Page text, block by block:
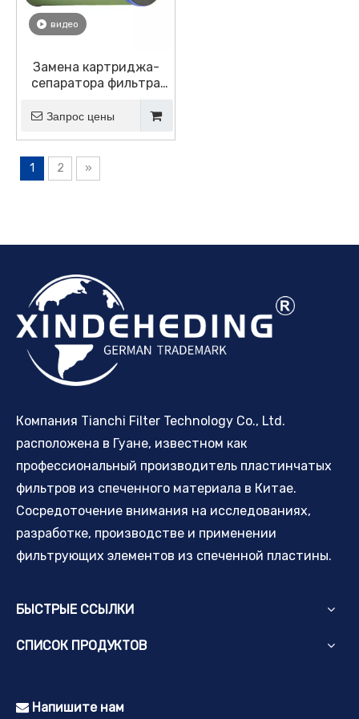
видео
Замена картриджа-
сепаратора фильтра
Parker Velcon (SO-318C)
Запрос цены
1 2 »
Компания Tianchi Filter Technology Co., Ltd.
расположена в Гуане, известном как
профессиональный производитель пластинчатых
фильтров из спеченного материала в Китае.
Сосредоточение внимания на исследованиях,
разработке, производстве и применении
фильтрующих элементов из спеченной пластины.
БЫСТРЫЕ ССЫЛКИ
СПИСОК ПРОДУКТОВ
 Напишите нам